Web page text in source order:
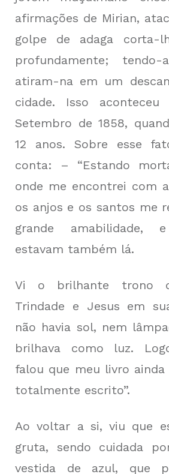
afirmações de Mirian,
golpe de adaga corta-
profundamente;
atiram-na em um
cidade. Isso
Setembro de 1858,
12 anos. Sobre esse
conta: – “Estando
onde me encontrei com
os anjos e os santos me
grande amabilidade,
estavam também lá.
Vi o brilhante trono
Trindade e Jesus em
não havia sol, nem
brilhava como luz.
falou que meu livro
totalmente escrito”.
Ao voltar a si, viu que
gruta, sendo cuidada
vestida de azul, que